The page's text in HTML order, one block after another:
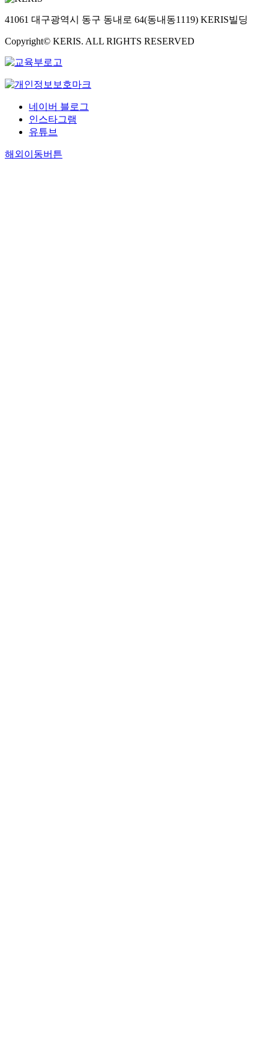
41061 대구광역시 동구 동내로 64(동내동1119) KERIS빌딩
Copyright© KERIS. ALL RIGHTS RESERVED
네이버 블로그
인스타그램
유튜브
해외이동버튼